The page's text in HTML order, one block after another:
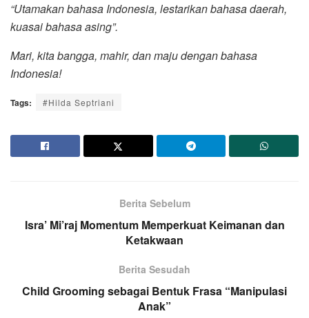
“Utamakan bahasa Indonesia, lestarikan bahasa daerah,
kuasai bahasa asing”.
Mari, kita bangga, mahir, dan maju dengan bahasa
Indonesia!
Tags: #Hilda Septriani
Berita Sebelum
Isra’ Mi’raj Momentum Memperkuat Keimanan dan
Ketakwaan
Berita Sesudah
Child Grooming sebagai Bentuk Frasa “Manipulasi
Anak”